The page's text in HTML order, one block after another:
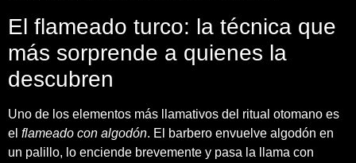
El flameado turco: la técnica que
más sorprende a quienes la
descubren
Uno de los elementos más llamativos del ritual otomano es
el flameado con algodón. El barbero envuelve algodón en
un palillo, lo enciende brevemente y pasa la llama con